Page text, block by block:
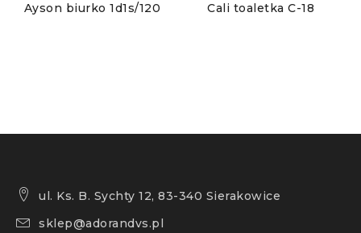
Ayson biurko 1d1s/120 Cali toaletka C-18
ul. Ks. B. Sychty 12, 83-340 Sierakowice
sklep@adorandvs.pl